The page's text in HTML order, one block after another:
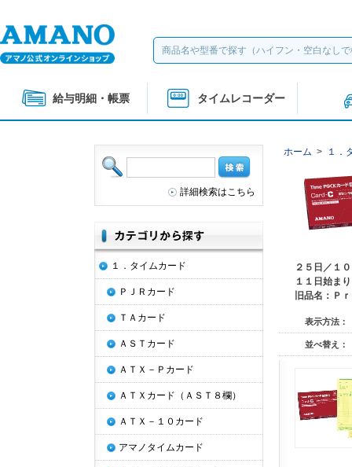
給与明細・帳票 タイムレコーダー
ホーム > １．
２５日／１
１１日始ま
旧品名：Ｐ
表示方法：
並べ替え：
詳細検索はこちら
１．タイムカード
ＰＪＲカード
ＴＡカード
ＡＳＴカード
ＡＴＸ－Ｐカード
ＡＴＸカード（ＡＳＴ８欄）
ＡＴＸ－１０カード
アマノタイムカード